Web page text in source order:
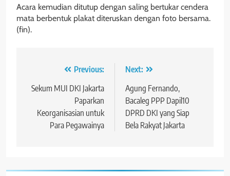
Acara kemudian ditutup dengan saling bertukar cendera
mata berbentuk plakat diteruskan dengan foto bersama.
(fin).
Navigasi
pos
Previous:
Sekum MUI DKI Jakarta
Paparkan
Keorganisasian untuk
Para Pegawainya
Next:
Agung Fernando,
Bacaleg PPP Dapil10
DPRD DKI yang Siap
Bela Rakyat Jakarta